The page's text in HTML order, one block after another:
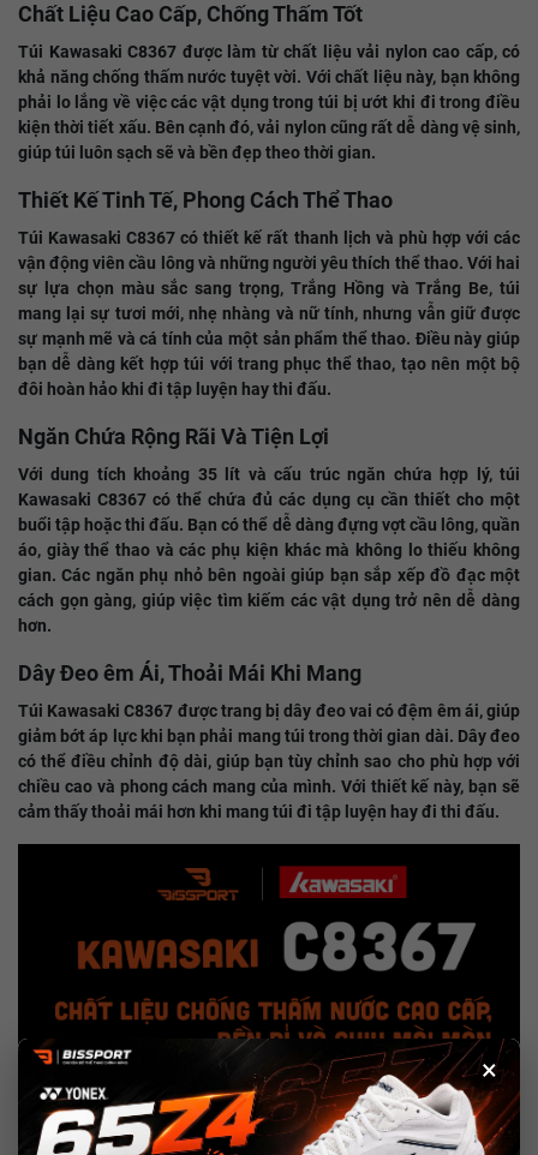
×
Chất Liệu Cao Cấp, Chống Thấm Tốt
Túi Kawasaki C8367 được làm từ chất liệu vải nylon cao cấp, có
khả năng chống thấm nước tuyệt vời. Với chất liệu này, bạn không
phải lo lắng về việc các vật dụng trong túi bị ướt khi đi trong điều
kiện thời tiết xấu. Bên cạnh đó, vải nylon cũng rất dễ dàng vệ sinh,
giúp túi luôn sạch sẽ và bền đẹp theo thời gian.
Thiết Kế Tinh Tế, Phong Cách Thể Thao
Túi Kawasaki C8367 có thiết kế rất thanh lịch và phù hợp với các
vận động viên cầu lông và những người yêu thích thể thao. Với hai
sự lựa chọn màu sắc sang trọng, Trắng Hồng và Trắng Be, túi
mang lại sự tươi mới, nhẹ nhàng và nữ tính, nhưng vẫn giữ được
sự mạnh mẽ và cá tính của một sản phẩm thể thao. Điều này giúp
bạn dễ dàng kết hợp túi với trang phục thể thao, tạo nên một bộ
đôi hoàn hảo khi đi tập luyện hay thi đấu.
Ngăn Chứa Rộng Rãi Và Tiện Lợi
Với dung tích khoảng 35 lít và cấu trúc ngăn chứa hợp lý, túi
Kawasaki C8367 có thể chứa đủ các dụng cụ cần thiết cho một
buổi tập hoặc thi đấu. Bạn có thể dễ dàng đựng vợt cầu lông, quần
áo, giày thể thao và các phụ kiện khác mà không lo thiếu không
gian. Các ngăn phụ nhỏ bên ngoài giúp bạn sắp xếp đồ đạc một
cách gọn gàng, giúp việc tìm kiếm các vật dụng trở nên dễ dàng
hơn.
Dây Đeo êm Ái, Thoải Mái Khi Mang
Túi Kawasaki C8367 được trang bị dây đeo vai có đệm êm ái, giúp
giảm bớt áp lực khi bạn phải mang túi trong thời gian dài. Dây đeo
có thể điều chỉnh độ dài, giúp bạn tùy chỉnh sao cho phù hợp với
chiều cao và phong cách mang của mình. Với thiết kế này, bạn sẽ
cảm thấy thoải mái hơn khi mang túi đi tập luyện hay đi thi đấu.